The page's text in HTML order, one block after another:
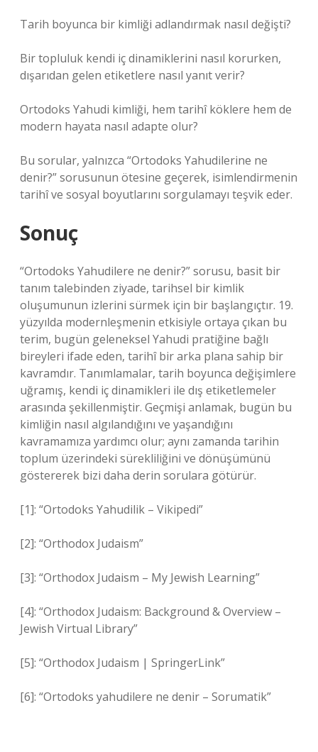
Tarih boyunca bir kimliği adlandırmak nasıl değişti?
Bir topluluk kendi iç dinamiklerini nasıl korurken,
dışarıdan gelen etiketlere nasıl yanıt verir?
Ortodoks Yahudi kimliği, hem tarihî köklere hem de
modern hayata nasıl adapte olur?
Bu sorular, yalnızca “Ortodoks Yahudilerine ne
denir?” sorusunun ötesine geçerek, isimlendirmenin
tarihî ve sosyal boyutlarını sorgulamayı teşvik eder.
Sonuç
“Ortodoks Yahudilere ne denir?” sorusu, basit bir
tanım talebinden ziyade, tarihsel bir kimlik
oluşumunun izlerini sürmek için bir başlangıçtır. 19.
yüzyılda modernleşmenin etkisiyle ortaya çıkan bu
terim, bugün geleneksel Yahudi pratiğine bağlı
bireyleri ifade eden, tarihî bir arka plana sahip bir
kavramdır. Tanımlamalar, tarih boyunca değişimlere
uğramış, kendi iç dinamikleri ile dış etiketlemeler
arasında şekillenmiştir. Geçmişi anlamak, bugün bu
kimliğin nasıl algılandığını ve yaşandığını
kavramamıza yardımcı olur; aynı zamanda tarihin
toplum üzerindeki sürekliliğini ve dönüşümünü
göstererek bizi daha derin sorulara götürür.
[1]: “Ortodoks Yahudilik – Vikipedi”
[2]: “Orthodox Judaism”
[3]: “Orthodox Judaism – My Jewish Learning”
[4]: “Orthodox Judaism: Background & Overview –
Jewish Virtual Library”
[5]: “Orthodox Judaism | SpringerLink”
[6]: “Ortodoks yahudilere ne denir – Sorumatik”